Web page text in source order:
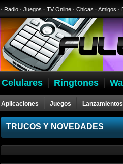
· Radio · Juegos · TV Online · Chicas · Amigos ·
Celulares Ringtones
Aplicaciones Juegos Lanzamientos
Celulares
TRUCOS Y NOVEDADES